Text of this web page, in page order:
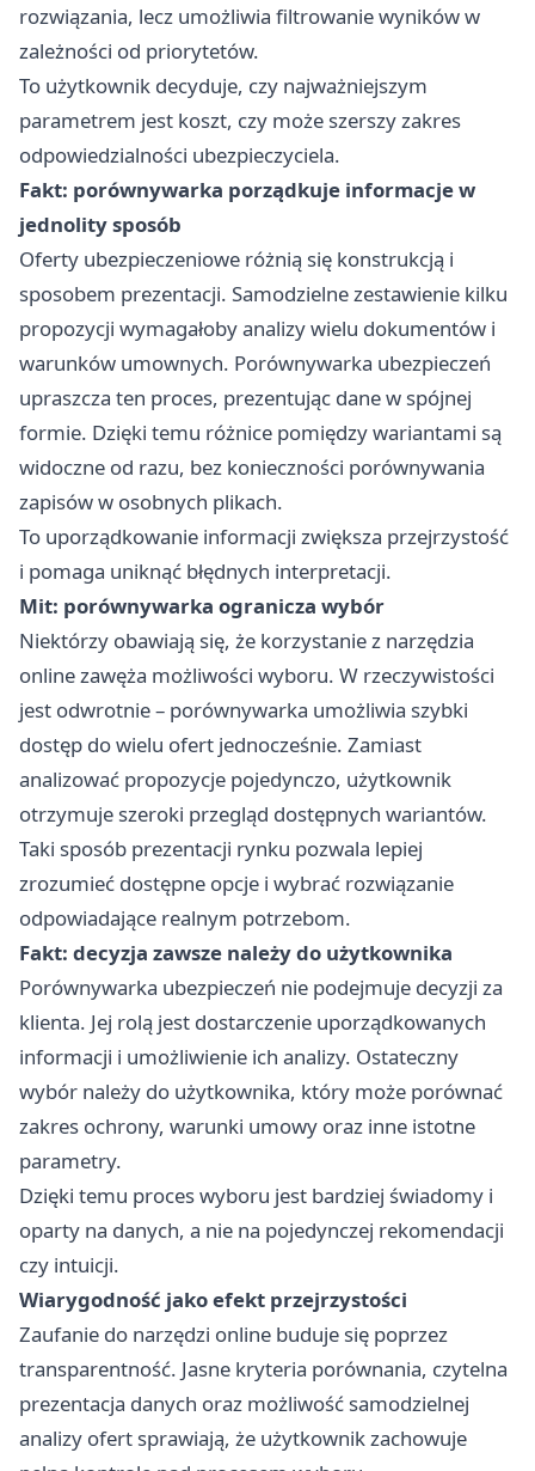
rozwiązania, lecz umożliwia filtrowanie wyników w
zależności od priorytetów.
To użytkownik decyduje, czy najważniejszym
parametrem jest koszt, czy może szerszy zakres
odpowiedzialności ubezpieczyciela.
Fakt: porównywarka porządkuje informacje w
jednolity sposób
Oferty ubezpieczeniowe różnią się konstrukcją i
sposobem prezentacji. Samodzielne zestawienie kilku
propozycji wymagałoby analizy wielu dokumentów i
warunków umownych. Porównywarka ubezpieczeń
upraszcza ten proces, prezentując dane w spójnej
formie. Dzięki temu różnice pomiędzy wariantami są
widoczne od razu, bez konieczności porównywania
zapisów w osobnych plikach.
To uporządkowanie informacji zwiększa przejrzystość
i pomaga uniknąć błędnych interpretacji.
Mit: porównywarka ogranicza wybór
Niektórzy obawiają się, że korzystanie z narzędzia
online zawęża możliwości wyboru. W rzeczywistości
jest odwrotnie – porównywarka umożliwia szybki
dostęp do wielu ofert jednocześnie. Zamiast
analizować propozycje pojedynczo, użytkownik
otrzymuje szeroki przegląd dostępnych wariantów.
Taki sposób prezentacji rynku pozwala lepiej
zrozumieć dostępne opcje i wybrać rozwiązanie
odpowiadające realnym potrzebom.
Fakt: decyzja zawsze należy do użytkownika
Porównywarka ubezpieczeń nie podejmuje decyzji za
klienta. Jej rolą jest dostarczenie uporządkowanych
informacji i umożliwienie ich analizy. Ostateczny
wybór należy do użytkownika, który może porównać
zakres ochrony, warunki umowy oraz inne istotne
parametry.
Dzięki temu proces wyboru jest bardziej świadomy i
oparty na danych, a nie na pojedynczej rekomendacji
czy intuicji.
Wiarygodność jako efekt przejrzystości
Zaufanie do narzędzi online buduje się poprzez
transparentność. Jasne kryteria porównania, czytelna
prezentacja danych oraz możliwość samodzielnej
analizy ofert sprawiają, że użytkownik zachowuje